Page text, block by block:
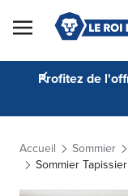
Skip to Content
Profitez de
Accueil Sommier
Sommier